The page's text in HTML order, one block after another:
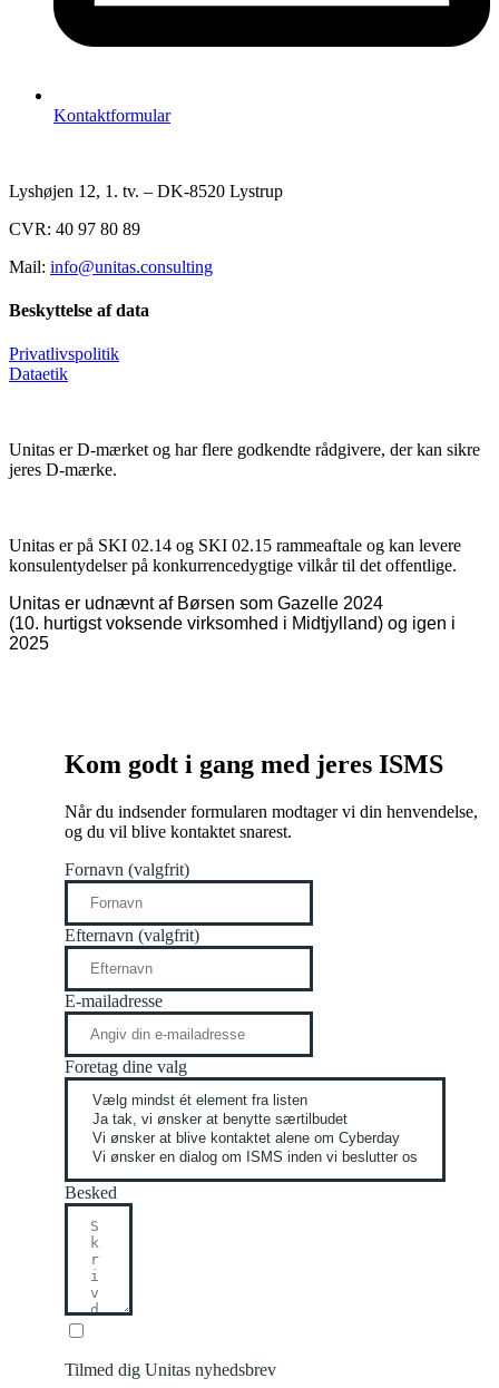
Kontaktformular
Lyshøjen 12, 1. tv. – DK-8520 Lystrup
CVR: 40 97 80 89
Mail: info@unitas.consulting
Beskyttelse af data
Privatlivspolitik
Dataetik
Unitas er D-mærket og har flere godkendte rådgivere, der kan sikre
jeres D-mærke.
Unitas er på SKI 02.14 og SKI 02.15 rammeaftale og kan levere
konsulentydelser på konkurrencedygtige vilkår til det offentlige.
Unitas er udnævnt af Børsen som Gazelle 2024
(10. hurtigst voksende virksomhed i Midtjylland) og igen i
2025
Kom godt i gang med jeres ISMS
Når du indsender formularen modtager vi din henvendelse,
og du vil blive kontaktet snarest.
Fornavn (valgfrit)
Efternavn (valgfrit)
E-mailadresse
Foretag dine valg
Besked
Tilmed dig Unitas nyhedsbrev